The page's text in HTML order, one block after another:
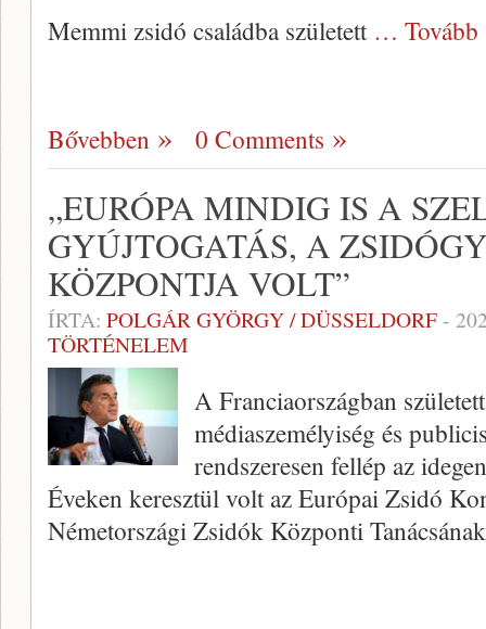
Memmi zsidó családba született … Tovább
Bővebben 0 Comments
„EURÓPA MINDIG IS A
GYÚJTOGATÁS, A
KÖZPONTJA VOLT”
ÍRTA: POLGÁR GYÖRGY / DÜSSELDORF-
TÖRTÉNELEM
A Franciaországban
médiaszemélyiség és
rendszeresen fellép az
Éveken keresztül volt az Európai Zsidó
Németországi Zsidók Központi